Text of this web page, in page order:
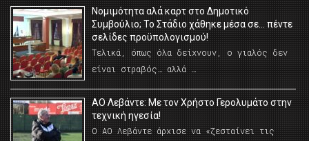
Νομιμότητα αλά καρτ στο Δημοτικό
Συμβούλιο; Το Στάδιο χάθηκε μέσα σε… πέντε
σελίδες προϋπολογισμού!
Τελικά, όπως όλα δείχνουν, ο γιαλός δεν
είναι στραβός… αλλά …
ΑΟ Λεβάντε: Με τον Χρήστο Γερολυμάτο στην
τεχνική ηγεσία!
Ο ΑΟ Λεβάντε άρχισε να «ζεσταίνει τις